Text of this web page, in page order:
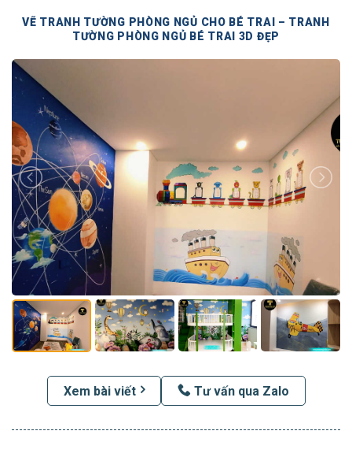
VẼ TRANH TƯỜNG PHÒNG NGỦ CHO BÉ TRAI – TRANH
TƯỜNG PHÒNG NGỦ BÉ TRAI 3D ĐẸP
Xem bài viết Tư vấn qua Zalo